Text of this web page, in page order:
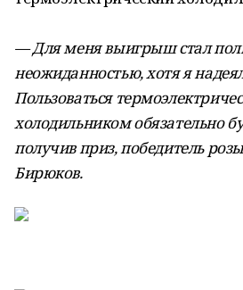
— Для меня выигрыш стал
неожиданностью, хотя я
Пользоваться
холодильником обязательно
получив приз, победитель
Бирюков.